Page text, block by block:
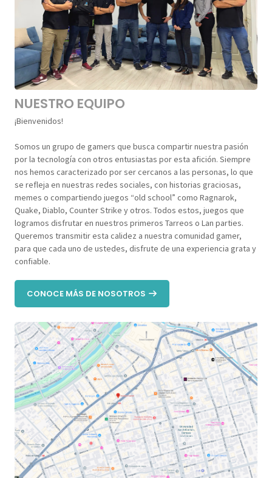
NUESTRO EQUIPO
¡Bienvenidos!
Somos un grupo de gamers que busca compartir nuestra pasión
por la tecnología con otros entusiastas por esta afición. Siempre
nos hemos caracterizado por ser cercanos a las personas, lo que
se refleja en nuestras redes sociales, con historias graciosas,
memes o compartiendo juegos “old school” como Ragnarok,
Quake, Diablo, Counter Strike y otros. Todos estos, juegos que
logramos disfrutar en nuestros primeros Tarreos o Lan parties.
Queremos transmitir esta calidez a nuestra comunidad gamer,
para que cada uno de ustedes, disfrute de una experiencia grata y
confiable.
CONOCE MÁS DE NOSOTROS